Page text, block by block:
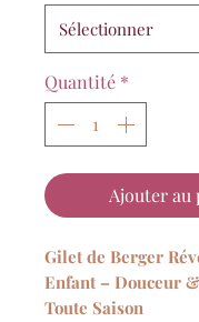
Quantité *
Ajouter au
Gilet de Berger
Enfant – Douceur
Toute Saison